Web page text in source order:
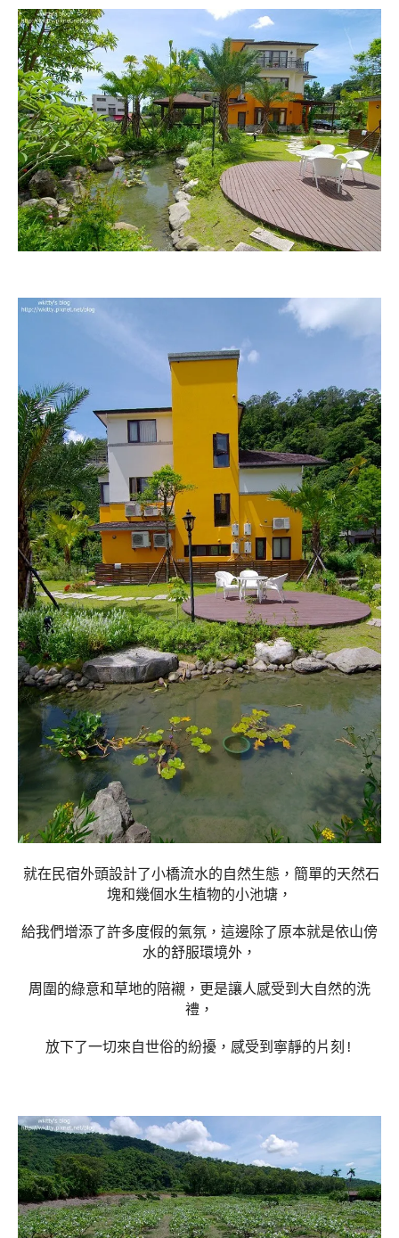
就在民宿外頭設計了小橋流水的自然生態，簡單的天然石
塊和幾個水生植物的小池塘，
給我們增添了許多度假的氣氛，這邊除了原本就是依山傍
水的舒服環境外，
周圍的綠意和草地的陪襯，更是讓人感受到大自然的洗
禮，
放下了一切來自世俗的紛擾，感受到寧靜的片刻!